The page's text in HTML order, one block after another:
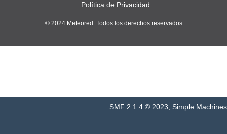
Política de Privacidad
© 2024 Meteored. Todos los derechos reservados
SMF 2.1.4 © 2023 Simple Machines